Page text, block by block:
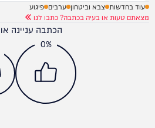
עוד בחדשות צבא וביטחון ערבים פיגוע
מצאתם טעות או בעיה בכתבה? כתבו לנו
הכתבה עניינה
0%